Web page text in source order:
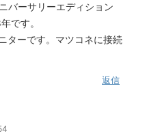
バーサリーエディション
です。
ターです。マツコネに接続
返信